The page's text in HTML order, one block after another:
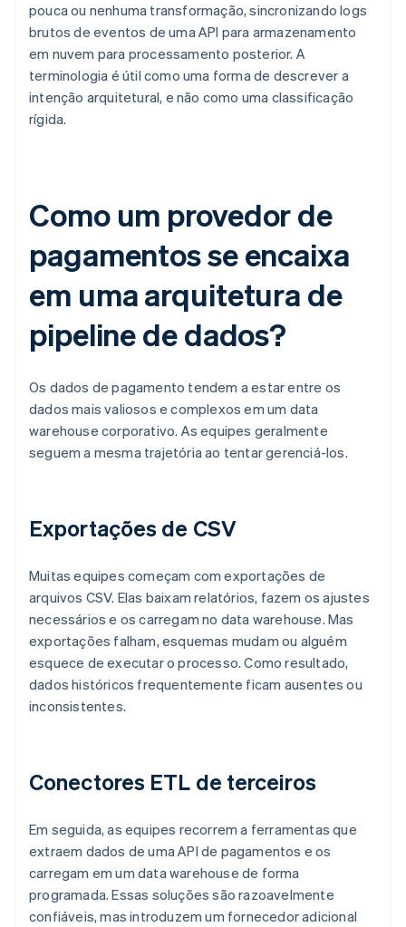
pouca ou nenhuma transformação, sincronizando logs
brutos de eventos de uma API para armazenamento
em nuvem para processamento posterior. A
terminologia é útil como uma forma de descrever a
intenção arquitetural, e não como uma classificação
rígida.
Como um provedor de
pagamentos se encaixa
em uma arquitetura de
pipeline de dados?
Os dados de pagamento tendem a estar entre os
dados mais valiosos e complexos em um data
warehouse corporativo. As equipes geralmente
seguem a mesma trajetória ao tentar gerenciá-los.
Exportações de CSV
Muitas equipes começam com exportações de
arquivos CSV. Elas baixam relatórios, fazem os ajustes
necessários e os carregam no data warehouse. Mas
exportações falham, esquemas mudam ou alguém
esquece de executar o processo. Como resultado,
dados históricos frequentemente ficam ausentes ou
inconsistentes.
Conectores ETL de terceiros
Em seguida, as equipes recorrem a ferramentas que
extraem dados de uma API de pagamentos e os
carregam em um data warehouse de forma
programada. Essas soluções são razoavelmente
confiáveis, mas introduzem um fornecedor adicional